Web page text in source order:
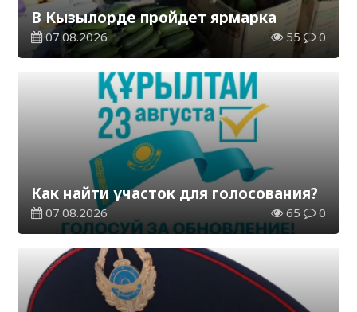
В Кызылорде пройдет ярмарка
07.08.2026 55 0
Как найти участок для голосования?
07.08.2026 65 0